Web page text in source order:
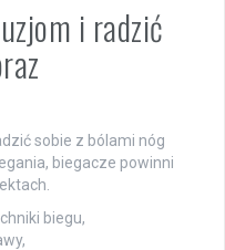
i radzić
sobie z bólami nóg
biegacze powinni
biegu,